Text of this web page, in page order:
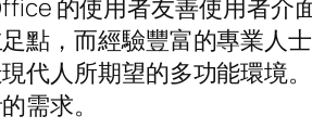
的使用者友善使用者
點，而經驗豐富的專業人
代人所期望的多功能環境
需求。